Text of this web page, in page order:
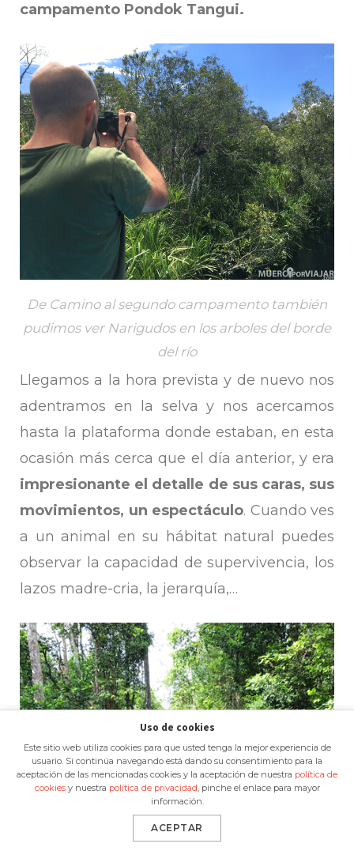
campamento Pondok Tangui.
De Camino al segundo campamento también
pudimos ver Narigudos en los arboles del borde
del río
Llegamos a la hora prevista y de nuevo nos
adentramos en la selva y nos acercamos
hasta la plataforma donde estaban, en esta
ocasión más cerca que el día anterior, y era
impresionante el detalle de sus caras, sus
movimientos, un espectáculo. Cuando ves
a un animal en su hábitat natural puedes
observar la capacidad de supervivencia, los
lazos madre-cria, la jerarquía,…
Uso de cookies
Este sitio web utiliza cookies para que usted tenga la mejor experiencia de
usuario. Si continúa navegando está dando su consentimiento para la
aceptación de las mencionadas cookies y la aceptación de nuestra política de
cookiesy nuestra política de privacidad, pinche el enlace para mayor
información.
ACEPTAR